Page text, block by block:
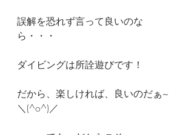
誤解を恐れず言って良いのな
ら・・・
ダイビングは所詮遊びです！
だから、楽しければ、良いのだぁ~
＼(^o^)／